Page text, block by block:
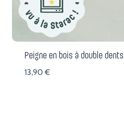
Peigne en bois à double dents
13,90€